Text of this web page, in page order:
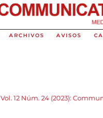
ARCHIVOS AVISOS
Vol. 12 Núm. 24 (2023):